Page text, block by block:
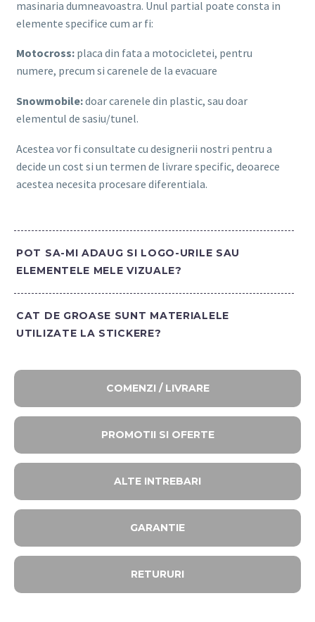
masinaria dumneavoastra. Unul partial poate consta in
elemente specifice cum ar fi:
Motocross: placa din fata a motocicletei, pentru
numere, precum si carenele de la evacuare
Snowmobile:doar carenele din plastic, sau doar
elementul de sasiu/tunel.
Acestea vor fi consultate cu designerii nostri pentru a
decide un cost si un termen de livrare specific, deoarece
acestea necesita procesare diferentiala.
POT SA-MI ADAUG SI LOGO-URILE SAU
ELEMENTELE MELE VIZUALE?
CAT DE GROASE SUNT MATERIALELE
UTILIZATE LA STICKERE?
COMENZI / LIVRARE
PROMOTII SI OFERTE​
ALTE INTREBARI​
GARANTIE
RETURURI